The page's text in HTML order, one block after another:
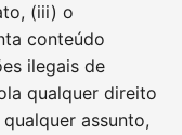
(iii) o
conteúdo
ilegais de
qualquer direito
assunto,